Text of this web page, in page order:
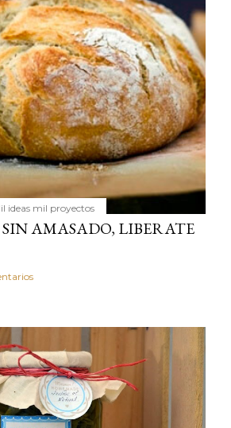
ideas mil proyectos
SIN AMASADO, LIBERATE